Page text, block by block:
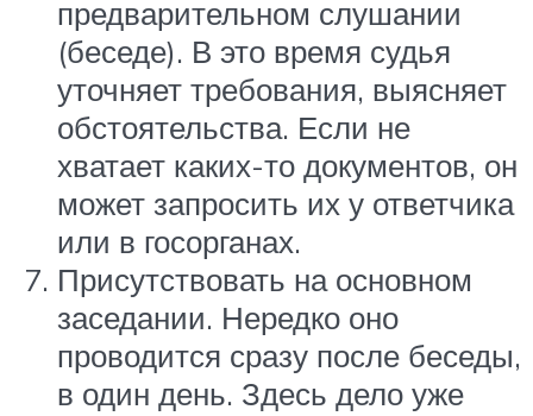
предварительном слушании
(беседе). В это время судья
уточняет требования, выясняет
обстоятельства. Если не
хватает каких-то документов, он
может запросить их у ответчика
или в госорганах.
Присутствовать на основном
заседании. Нередко оно
проводится сразу после беседы,
в один день. Здесь дело уже